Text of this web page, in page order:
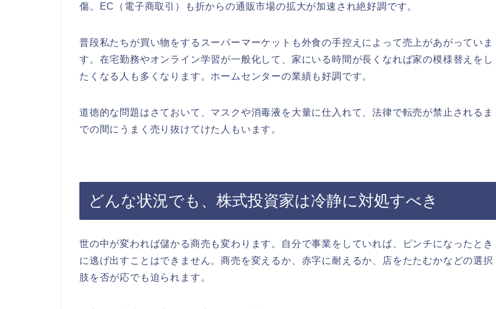
傷。EC（電子商取引）も折からの通販市場の拡大が加速され絶好調です。
普段私たちが買い物をするスーパーマーケットも外食の手控えによって売上があがっていま
す。在宅勤務やオンライン学習が一般化して、家にいる時間が長くなれば家の模様替えをし
たくなる人も多くなります。ホームセンターの業績も好調です。
道徳的な問題はさておいて、マスクや消毒液を大量に仕入れて、法律で転売が禁止されるま
での間にうまく売り抜けてけた人もいます。
どんな状況でも、株式投資家は冷静に対処すべき
世の中が変われば儲かる商売も変わります。自分で事業をしていれば、ピンチになったとき
に逃げ出すことはできません。商売を変えるか、赤字に耐えるか、店をたたむかなどの選択
肢を否が応でも迫られます。